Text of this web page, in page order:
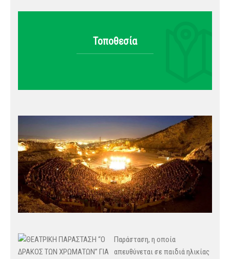
Τοποθεσία
Παράσταση, η οποία
απευθύνεται σε παιδιά ηλικίας